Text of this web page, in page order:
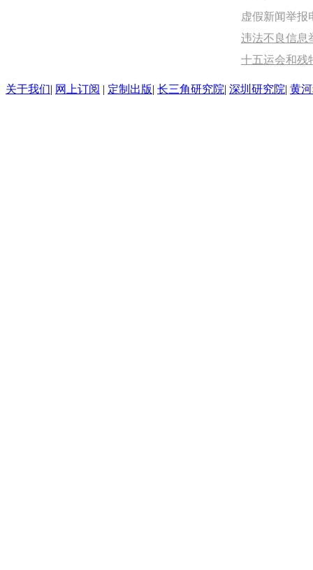
虚假新闻举报
违法不良信息
十五运会和残
关于我们| 网上订阅 | 定制出版| 长三角研究院| 深圳研究院| 黄